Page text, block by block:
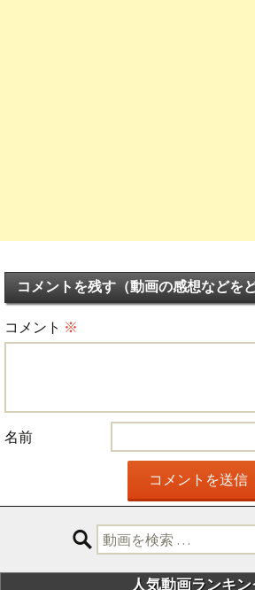
コメントを残す（動画の感想などをど
コメント ※
名前
検
索:
人気動画ランキン